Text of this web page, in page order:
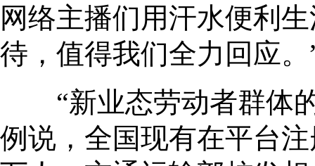
网络主播们用汗水便利
待，值得我们全力回应。
“新业态劳动者群体的
例说，全国现有在平台